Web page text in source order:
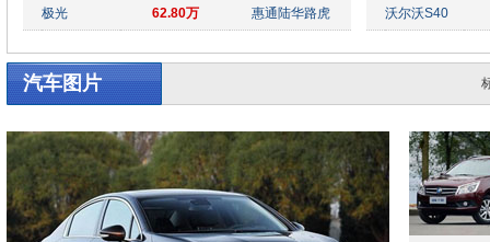
极光 62.80万 惠通陆华路虎 沃尔沃S40
汽车图片